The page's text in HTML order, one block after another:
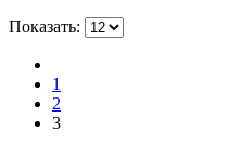
Показать:
1
2
3